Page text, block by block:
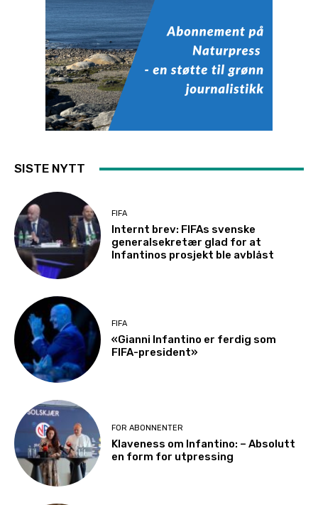
SISTE NYTT
FIFA
Internt brev: FIFAs svenske
generalsekretær glad for at
Infantinos prosjekt ble avblåst
FIFA
«Gianni Infantino er ferdig som
FIFA-president»
FOR ABONNENTER
Klaveness om Infantino: – Absolutt
en form for utpressing